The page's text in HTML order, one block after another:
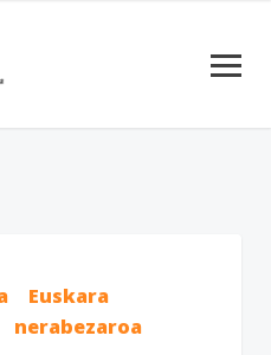
Euskara
nerabezaroa